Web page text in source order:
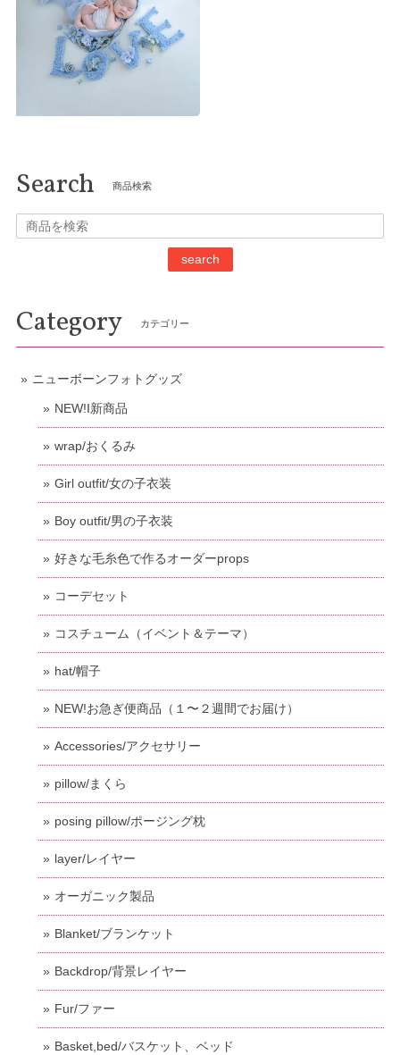
Search 商品検索
search
Category カテゴリー
ニューボーンフォトグッズ
NEW!I新商品
wrap/おくるみ
Girl outfit/女の子衣装
Boy outfit/男の子衣装
好きな毛糸色で作るオーダーprops
コーデセット
コスチューム（イベント＆テーマ）
hat/帽子
NEW!お急ぎ便商品（１〜２週間でお届け）
Accessories/アクセサリー
pillow/まくら
posing pillow/ポージング枕
layer/レイヤー
オーガニック製品
Blanket/ブランケット
Backdrop/背景レイヤー
Fur/ファー
Basket,bed/バスケット、ベッド